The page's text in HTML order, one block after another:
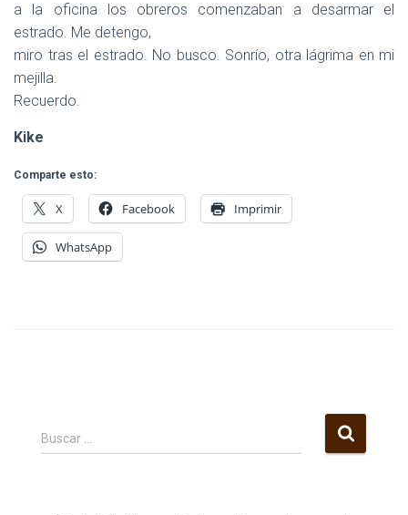
a la oficina los obreros comenzaban a desarmar el
estrado. Me detengo,
miro tras el estrado. No busco. Sonrío, otra lágrima en mi
mejilla.
Recuerdo.
Kike
Comparte esto:
X Facebook Imprimir
WhatsApp
B
u
Buscar …